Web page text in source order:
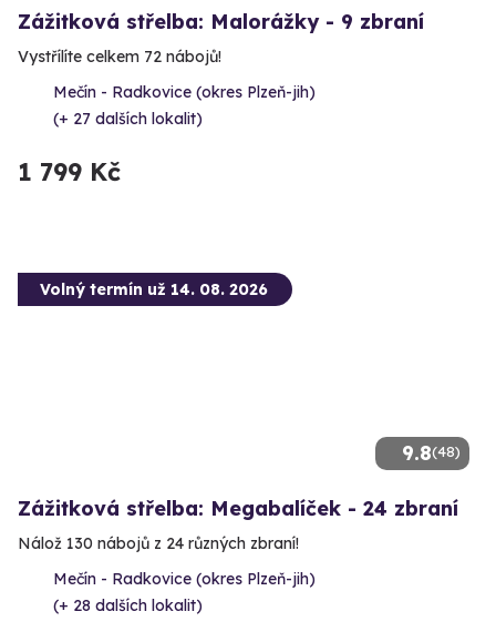
Zážitková střelba: Malorážky - 9 zbraní
Vystřílíte celkem 72 nábojů!
Mečín - Radkovice (okres Plzeň-jih)
(+ 27 dalších lokalit)
1 799 Kč
9.8(48)
Volný termín už 14. 08. 2026
Zážitková střelba: Megabalíček - 24 zbraní
Nálož 130 nábojů z 24 různých zbraní!
Mečín - Radkovice (okres Plzeň-jih)
(+ 28 dalších lokalit)